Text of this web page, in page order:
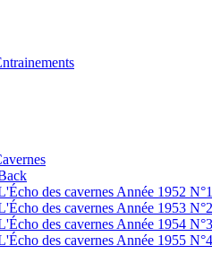
des cavernes Année 1952 N°1
des cavernes Année 1953 N°2
des cavernes Année 1954 N°3
des cavernes Année 1955 N°4